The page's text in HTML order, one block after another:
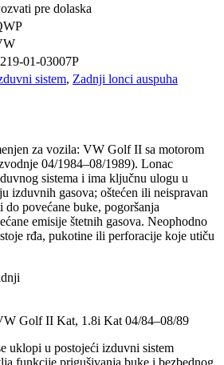
pre dolaska
01-03007P
sistem, Zadnji lonci auspuha
za vozila: VW Golf II sa motorom
04/1984–08/1989). Lonac
sistema i ima ključnu ulogu u
izduvnih gasova; oštećen ili neispravan
povećane buke, pogoršanja
emisije štetnih gasova. Neophodno
rđa, pukotine ili perforacije koje utiču
Golf II Kat, 1.8i Kat 04/84–08/89
uklopi u postojeći izduvni sistem
funkcije prigušivanja buke i bezbednog